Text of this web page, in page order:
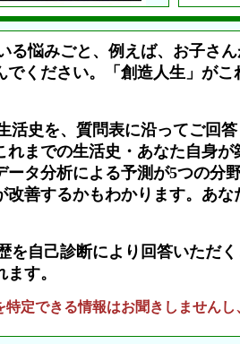
る悩みごと、例えば、お子さ
ください。「創造人生」が
活史を、質問表に沿ってご回
までの生活史・あなた自身
タ分析による予測が5つの分
改善するかもわかります。あ
を自己診断により回答いただ
す。
定できる情報はお聞きしません